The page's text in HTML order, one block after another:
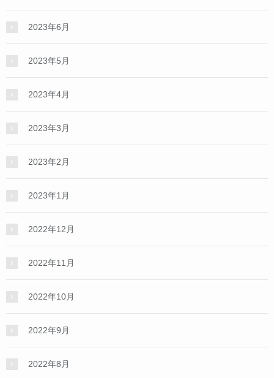
2023年6月
2023年5月
2023年4月
2023年3月
2023年2月
2023年1月
2022年12月
2022年11月
2022年10月
2022年9月
2022年8月